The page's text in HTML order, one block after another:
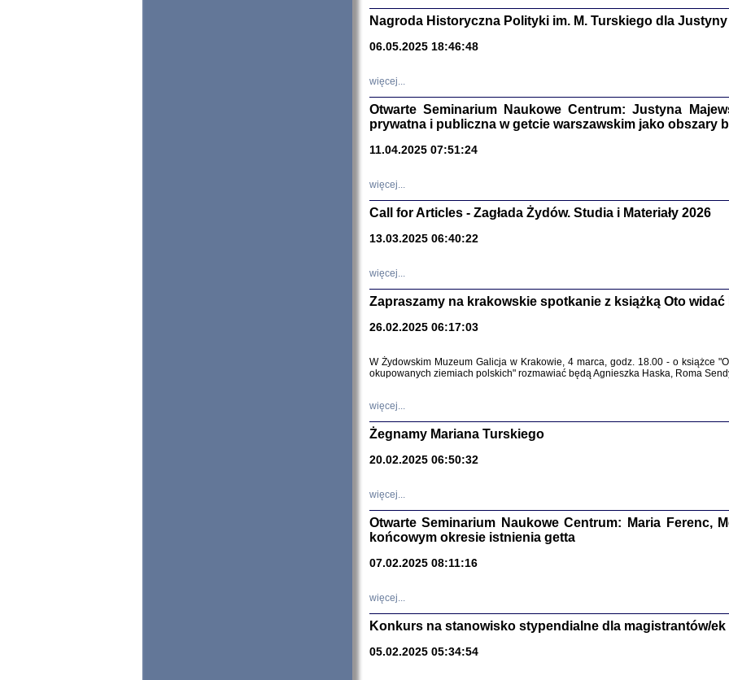
red. i
Stanisław
Warszawa
Pisma
Warszawie
Nagroda Historyczna Polityki im. M. Turskiego dla
06.05.2025 18:46:48
więcej...
Otwarte Seminarium Naukowe Centrum: Justyna
prywatna i publiczna w getcie warszawskim jako obszary
11.04.2025 07:51:24
więcej...
Call for Articles - Zagłada Żydów. Studia i Materiały 2026
13.03.2025 06:40:22
więcej...
Zapraszamy na krakowskie spotkanie z książką Oto widać
26.02.2025 06:17:03
W Żydowskim Muzeum Galicja w Krakowie, 4 marca, godz. 18.00 - o książce
okupowanych ziemiach polskich" rozmawiać będą Agnieszka Haska, Roma
więcej...
Żegnamy Mariana Turskiego
20.02.2025 06:50:32
więcej...
Otwarte Seminarium Naukowe Centrum: Maria Ferenc,
końcowym okresie istnienia getta
07.02.2025 08:11:16
więcej...
Konkurs na stanowisko stypendialne dla magistrantów/ek
05.02.2025 05:34:54